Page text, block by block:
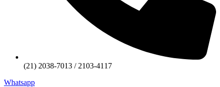
(21) 2038-7013 / 2103-4117
Whatsapp